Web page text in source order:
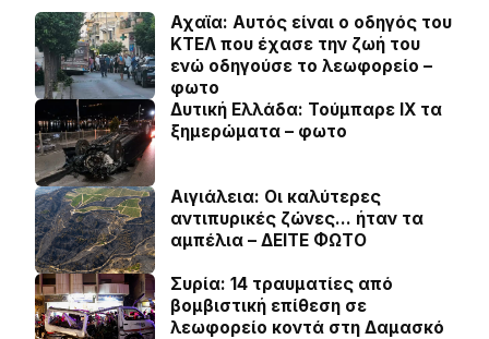
Αχαϊα: Αυτός είναι ο οδηγός του
ΚΤΕΛ που έχασε την ζωή του
ενώ οδηγούσε το λεωφορείο –
φωτο
Δυτική Ελλάδα: Τούμπαρε ΙΧ τα
ξημερώματα – φωτο
Αιγιάλεια: Οι καλύτερες
αντιπυρικές ζώνες… ήταν τα
αμπέλια – ΔΕΙΤΕ ΦΩΤΟ
Συρία: 14 τραυματίες από
βομβιστική επίθεση σε
λεωφορείο κοντά στη Δαμασκό